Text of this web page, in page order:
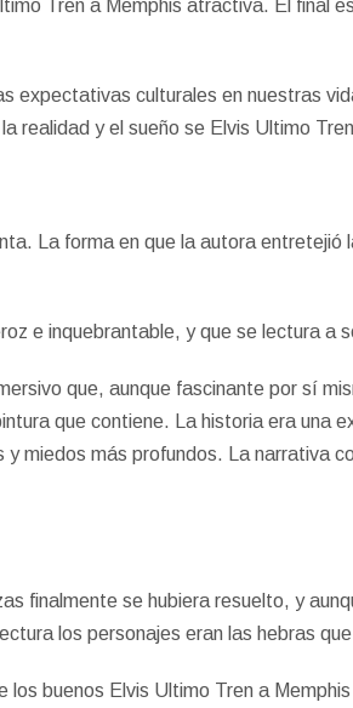
Tren a Memphis atractiva. El final
expectativas culturales en nuestras
realidad y el sueño se Elvis Ultimo
La forma en que la autora
e inquebrantable, y que se lectura a
que, aunque fascinante por sí
que contiene. La historia era una
miedos más profundos. La narrativa
finalmente se hubiera resuelto, y
los personajes eran las hebras
buenos Elvis Ultimo Tren a